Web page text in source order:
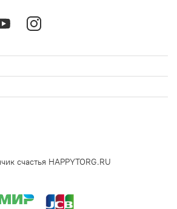
счастья HAPPYTORG.RU